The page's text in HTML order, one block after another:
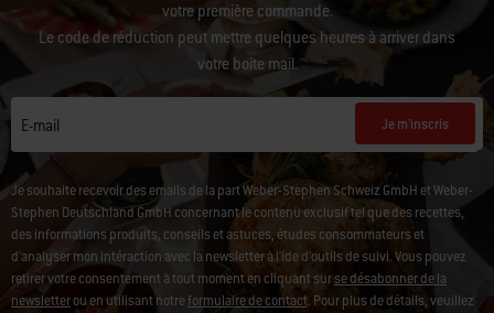
votre première commande.
Le code de réduction peut mettre quelques heures à arriver dans
votre boîte mail.
E-mail Je m'inscris
Je souhaite recevoir des emails de la part Weber-Stephen Schweiz GmbH et Weber-
Stephen Deutschland GmbH concernant le contenu exclusif tel que des recettes,
des informations produits, conseils et astuces, études consommateurs et
d'analyser mon intéraction avec la newsletter à l'ide d'outils de suivi. Vous pouvez
retirer votre consentement à tout moment en cliquant surse désabonner de la
newsletterou en utilisant notreformulaire de contact. Pour plus de détails, veuillez